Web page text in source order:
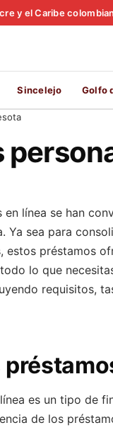
y el Caribe
Sincelejo Golfo
en línea se han
Ya sea para
estos préstamos
lo que
requisitos,
es un tipo de
de los